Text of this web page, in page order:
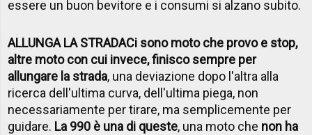
essere un buon bevitore e i consumi si alzano subito.
ALLUNGA LA STRADACi sono moto che provo e stop,
altre moto con cui invece, finisco sempre per
allungare la strada, una deviazione dopo l'altra alla
ricerca dell'ultima curva, dell'ultima piega, non
necessariamente per tirare, ma semplicemente per
guidare. La 990 è una di queste, una moto che non ha